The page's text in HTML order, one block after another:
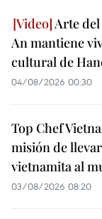
Arte
An mantiene
cultural de
04/08/2026 00:30
Top Chef
misión de
vietnamita al
03/08/2026 08:20